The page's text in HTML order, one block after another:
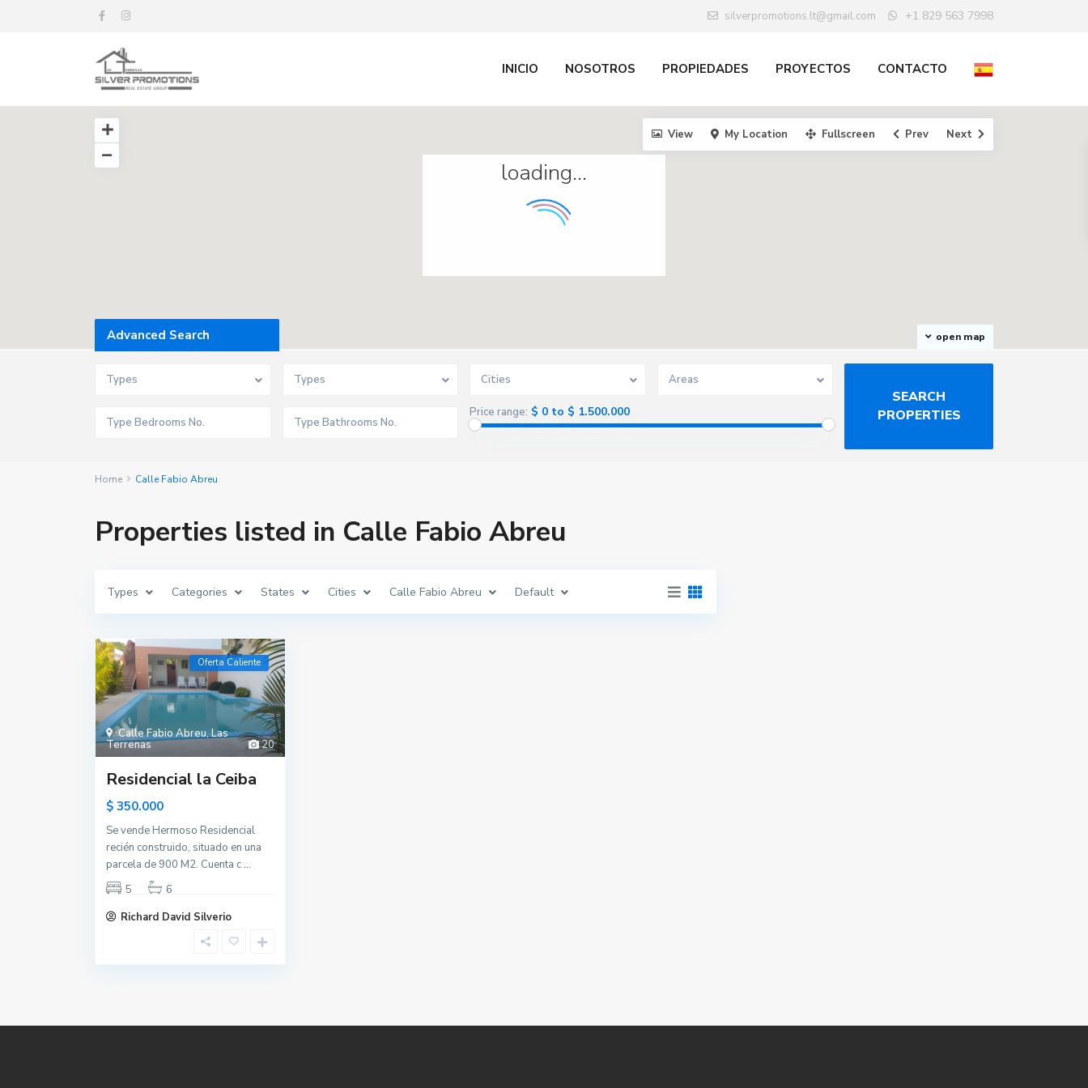
silverpromotions.lt@gmail.com +1 829 563 7998
INICIO NOSOTROS PROPIEDADES PROYECTOS CONTACTO
loading...
open map
View My Location Fullscreen Prev Next
Advanced Search
Types Types Cities Areas
Price range: $ 0 to $ 1.500.000
Home Calle Fabio Abreu
Properties listed in Calle Fabio Abreu
Types Categories States Cities Calle Fabio Abreu Default
20
Calle Fabio Abreu,Las
Terrenas
Oferta Caliente
Residencial la Ceiba
$ 350.000
Se vende Hermoso Residencial
recién construido, situado en una
parcela de 900 M2. Cuenta c...
5
6
Richard David Silverio